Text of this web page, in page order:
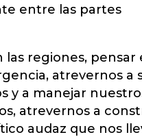
entre las partes
las regiones, pensar
atrevernos a
y a manejar
atrevernos a
audaz que nos